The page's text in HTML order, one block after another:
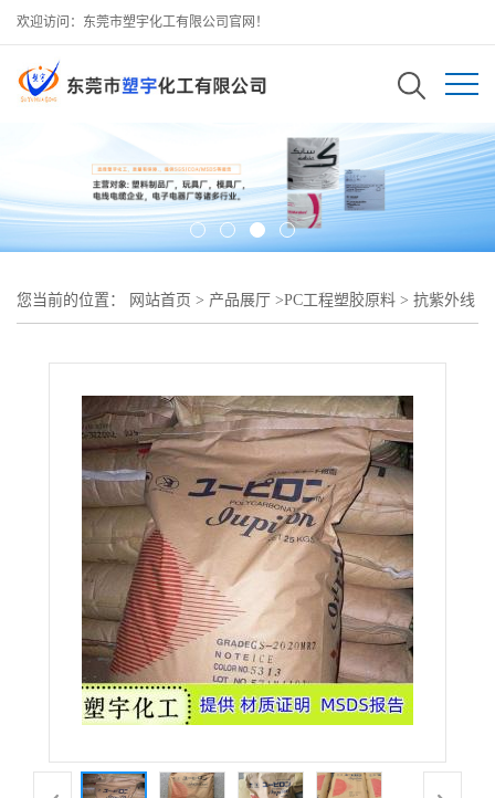
欢迎访问：东莞市塑宇化工有限公司官网！
您当前的位置： 网站首页 > 产品展厅 >PC工程塑胶原料 > 抗紫外线